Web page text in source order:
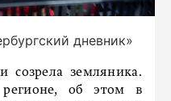
дневник»
созрела земляника.
об этом в